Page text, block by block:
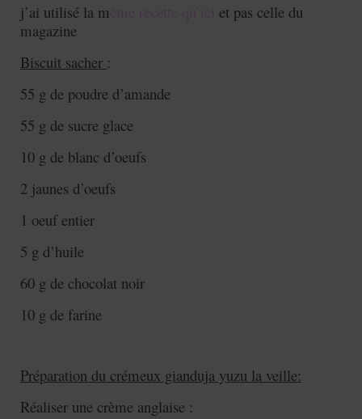
j’ai utilisé la m
et pas celle du
magazine
Biscuit sacher :
55 g de poudre d’amande
55 g de sucre glace
10 g de blanc d’oeufs
2 jaunes d’oeufs
1 oeuf entier
5 g d’huile
60 g de chocolat noir
10 g de farine
Préparation du crémeux gianduja yuzu la veille:
Réaliser une crème anglaise :